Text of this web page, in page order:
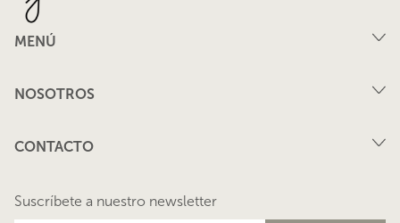
MENÚ
Nosotros
NOSOTROS
CONTACTO
Suscríbete a nuestro newsletter